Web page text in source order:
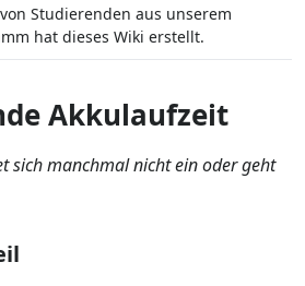
Studierenden aus unserem
hat dieses Wiki erstellt.
Akkulaufzeit
sich manchmal nicht ein oder geht